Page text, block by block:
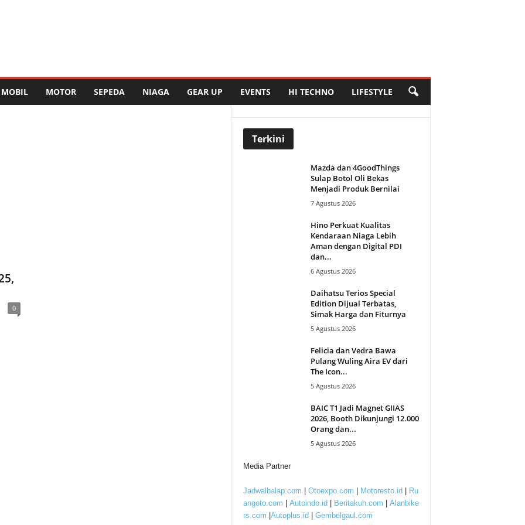
MOBIL MOTOR SEPEDA NIAGA GEAR UP EVENTS HI TECHNO LIFESTYLE
0
Terkini
Mazda dan 4GoodThings
Sulap Botol Oli Bekas
Menjadi Produk Bernilai
7 Agustus 2026
Hino Perkuat Kualitas
Kendaraan Niaga Lebih
Aman dengan Digital PDI
dan...
6 Agustus 2026
Daihatsu Terios Special
Edition Dijual Terbatas,
Simak Harga dan Fiturnya
5 Agustus 2026
Felicia dan Vedra Bawa
Pulang Wuling Aira EV dari
The Icon...
5 Agustus 2026
BAIC T1 Jadi Magnet GIIAS
2026, Booth Dikunjungi 12.000
Orang dan...
5 Agustus 2026
Media Partner
Jadwalbalap.com Otoexpo.com Motoresto.id
Ru
angoto.com
Autoindo.id Beritakuh.com
Alanbike
rs.com Autoplus.id Gembelgaul.com